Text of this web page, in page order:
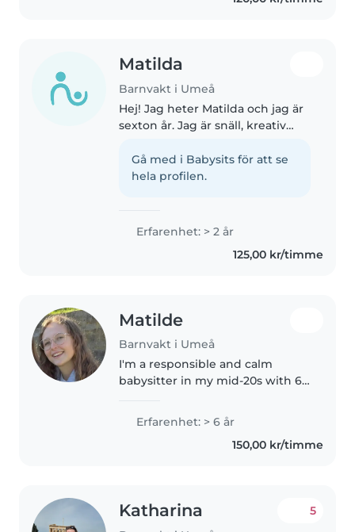
Matilda
Barnvakt i Umeå
Hej! Jag heter Matilda och jag är
sexton år. Jag är snäll, kreativ
Jag har gått en ledarutbildning
inom gymnastiken och varit
Gå med i Babysits för att se
hela profilen.
Erfarenhet: > 2 år
125,00 kr/timme
Matilde
Barnvakt i Umeå
I'm a responsible and calm
babysitter in my mid-20s with 6
children of all ages. I speak
First Aid certification. I enjoy..
Erfarenhet: > 6 år
150,00 kr/timme
Katharina 5